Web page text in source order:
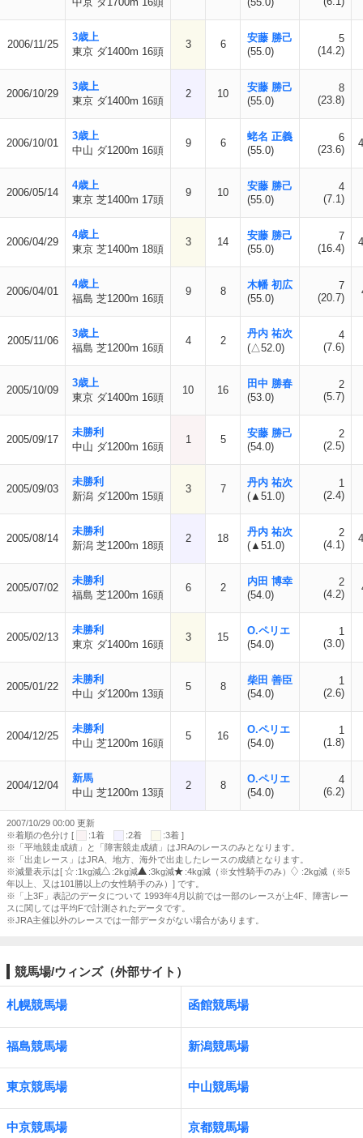
2006/11/25
3歳上
東京 ダ1400m 16頭
3 6
安藤 勝己
(55.0)
5
(14.2)
2006/10/29
3歳上
東京 ダ1400m 16頭
2 10
安藤 勝己
(55.0)
8
(23.8)
2006/10/01
3歳上
中山 ダ1200m 16頭
9 6
蛯名 正義
(55.0)
6
(23.6)
2006/05/14
4歳上
東京 芝1400m 17頭
9 10
安藤 勝己
(55.0)
4
(7.1)
2006/04/29
4歳上
東京 芝1400m 18頭
3 14
安藤 勝己
(55.0)
7
(16.4)
2006/04/01
4歳上
福島 芝1200m 16頭
9 8
木幡 初広
(55.0)
7
(20.7)
2005/11/06
3歳上
福島 芝1200m 16頭
4 2
丹内 祐次
(△52.0)
4
(7.6)
2005/10/09
3歳上
東京 ダ1400m 16頭
10 16
田中 勝春
(53.0)
2
(5.7)
2005/09/17
未勝利
中山 ダ1200m 16頭
1 5
安藤 勝己
(54.0)
2
(2.5)
2005/09/03
未勝利
新潟 ダ1200m 15頭
3 7
丹内 祐次
(▲51.0)
1
(2.4)
2005/08/14
未勝利
新潟 芝1200m 18頭
2 18
丹内 祐次
(▲51.0)
2
(4.1)
2005/07/02
未勝利
福島 芝1200m 16頭
6 2
内田 博幸
(54.0)
2
(4.2)
2005/02/13
未勝利
東京 ダ1400m 16頭
3 15
O.ペリエ
(54.0)
1
(3.0)
2005/01/22
未勝利
中山 ダ1200m 13頭
5 8
柴田 善臣
(54.0)
1
(2.6)
2004/12/25
未勝利
中山 芝1200m 16頭
5 16
O.ペリエ
(54.0)
1
(1.8)
2004/12/04
新馬
中山 芝1200m 13頭
2 8
O.ペリエ
(54.0)
4
(6.2)
2007/10/29 00:00 更新
※着順の色分け [
:1着 :2着
:3着 ]
※「平地競走成績」と「障害競走成績」はJRAのレースのみとなります。
※「出走レース」はJRA、地方、海外で出走したレースの成績となります。
※減量表示は[
:1kg減 :2kg減 :3kg減 :4kg減（※女性騎手のみ）
:2kg減（※5
年以上、又は101勝以上の女性騎手のみ）] です。
※「上3F」表記のデータについて 1993年4月以前では一部のレースが上4F、障害レー
スに関しては平均Fで計測されたデータです。
※JRA主催以外のレースでは一部データがない場合があります。
競馬場/ウィンズ（外部サイト）
札幌競馬場 函館競馬場
福島競馬場 新潟競馬場
東京競馬場 中山競馬場
中京競馬場 京都競馬場